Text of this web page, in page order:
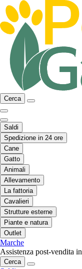
Cerca
Saldi
Spedizione in 24 ore
Cane
Gatto
Animali
Allevamento
La fattoria
Cavalieri
Strutture esterne
Piante e natura
Outlet
Marche
Assistenza post-vendita
Cerca